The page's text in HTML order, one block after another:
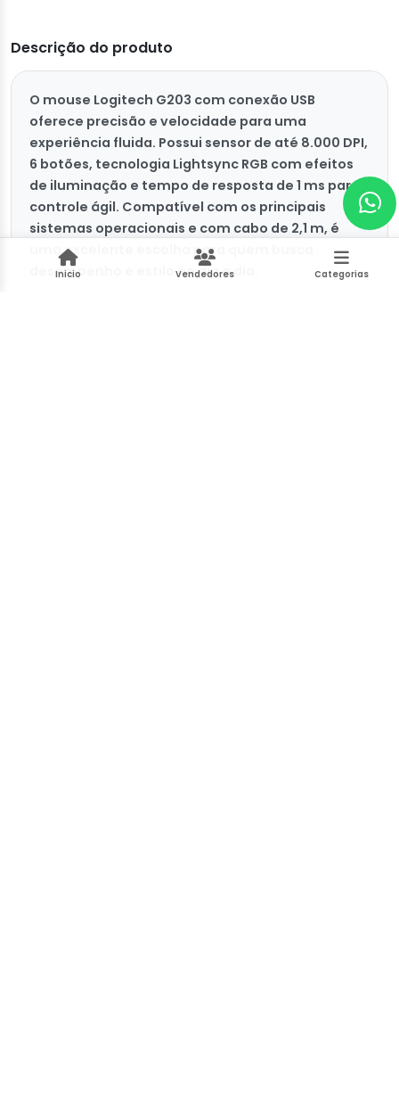
Inicio Vendedores Categorias
Descrição do produto
O mouse Logitech G203 com conexão USB
oferece precisão e velocidade para uma
experiência fluida. Possui sensor de até 8.000 DPI,
6 botões, tecnologia Lightsync RGB com efeitos
de iluminação e tempo de resposta de 1 ms para
controle ágil. Compatível com os principais
sistemas operacionais e com cabo de 2,1 m, é
uma excelente escolha para quem busca
desempenho e estilo no dia a dia.